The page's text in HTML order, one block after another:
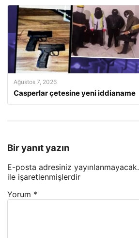
Ağustos 7, 2026
Casperlar çetesine yeni iddianame
Bir yanıt yazın
E-posta adresiniz yayınlanmayacak.
ile işaretlenmişlerdir
Yorum *